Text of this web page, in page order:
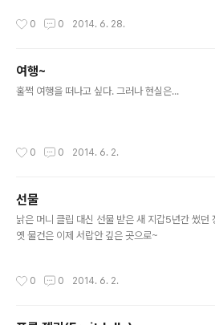
0 0 2014. 6. 28.
여행~
훌쩍 여행을 떠나고 싶다. 그러나 현실은...
0 0 2014. 6. 2.
선물
낡은 머니 클립 대신 선물 받은 새 지갑5년간 썼던
옛 물건은 이제 서랍안 깊은 곳으로~
0 0 2014. 6. 2.